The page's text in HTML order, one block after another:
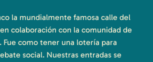
la mundialmente famosa calle del
colaboración con la comunidad de
Fue como tener una lotería para
social. Nuestras entradas se